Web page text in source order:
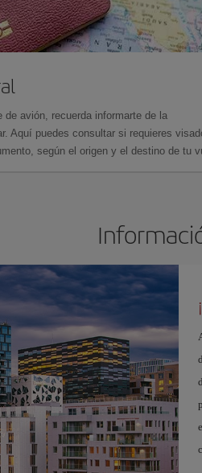
avión, recuerda informarte de la
Aquí puedes consultar si requieres
según el origen y el destino de tu